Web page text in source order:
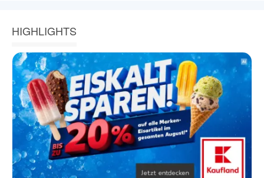
HIGHLIGHTS